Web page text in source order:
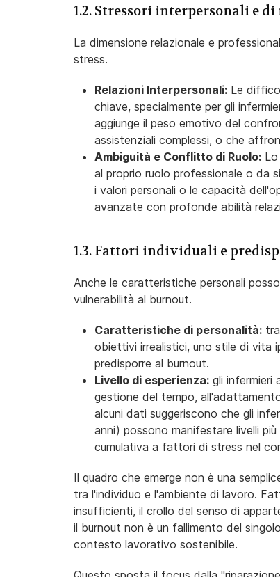
1.2. Stressori interpersonali e
La dimensione relazionale e
stress.
Relazioni Interpersonali: Le
chiave, specialmente per gli
aggiunge il peso emotivo del
assistenziali complessi, o che
Ambiguità e Conflitto di Ruolo:
al proprio ruolo professionale o da
i valori personali o le capacità
avanzate con profonde abilità
1.3. Fattori individuali e
Anche le caratteristiche personali
vulnerabilità al burnout.
Caratteristiche di personalità:
obiettivi irrealistici, uno stile di vita
predisporre al burnout.
Livello di esperienza: gli infermieri
gestione del tempo,
alcuni dati suggeriscono che gli
anni) possono manifestare livelli
cumulativa a fattori di stress nel
Il quadro che emerge non è una
tra l'individuo e l'ambiente di lavoro.
insufficienti, il crollo del senso di
il burnout non è un fallimento del
contesto lavorativo sostenibile.